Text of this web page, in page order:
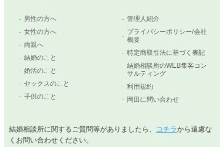
男性の方へ
女性の方へ
両親へ
結婚のこと
婚活のこと
セックスのこと
子供のこと
管理人紹介
プライバシーポリシー/会社
概要
特定商取引法に基づく表記
結婚相談所のWEB集客コン
サルティング
利用規約
岡田に問い合わせ
結婚相談所に関するご質問等がありましたら、 コチラから遠慮な
くお問い合わせください。